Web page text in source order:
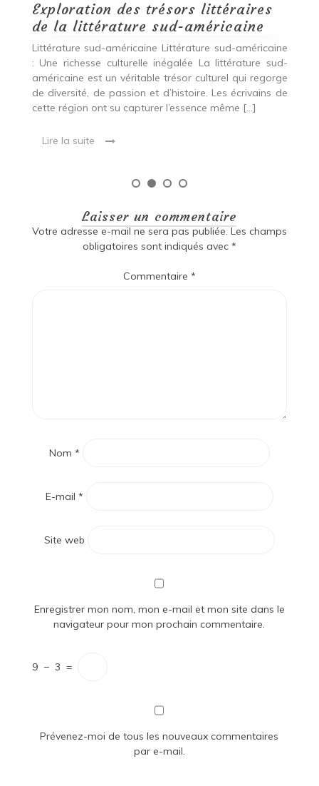
Exploration des trésors littéraires
de la littérature sud-américaine
Littérature sud-américaine Littérature sud-américaine
: Une richesse culturelle inégalée La littérature sud-
américaine est un véritable trésor culturel qui regorge
de diversité, de passion et d’histoire. Les écrivains de
cette région ont su capturer l’essence même […]
Lire la suite
Laisser un commentaire
Votre adresse e-mail ne sera pas publiée. Les champs
obligatoires sont indiqués avec *
Commentaire *
Nom *
E-mail *
Site web
Enregistrer mon nom, mon e-mail et mon site dans le
navigateur pour mon prochain commentaire.
9 − 3 =
Prévenez-moi de tous les nouveaux commentaires
par e-mail.